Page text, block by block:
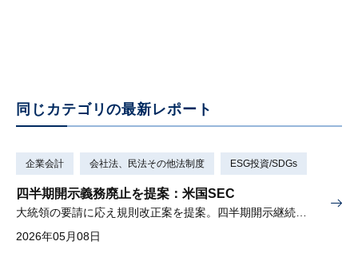
同じカテゴリの最新レポート
企業会計 会社法、民法その他法制度 ESG投資/SDGs
四半期開示義務廃止を提案：米国SEC
2026年05月08日